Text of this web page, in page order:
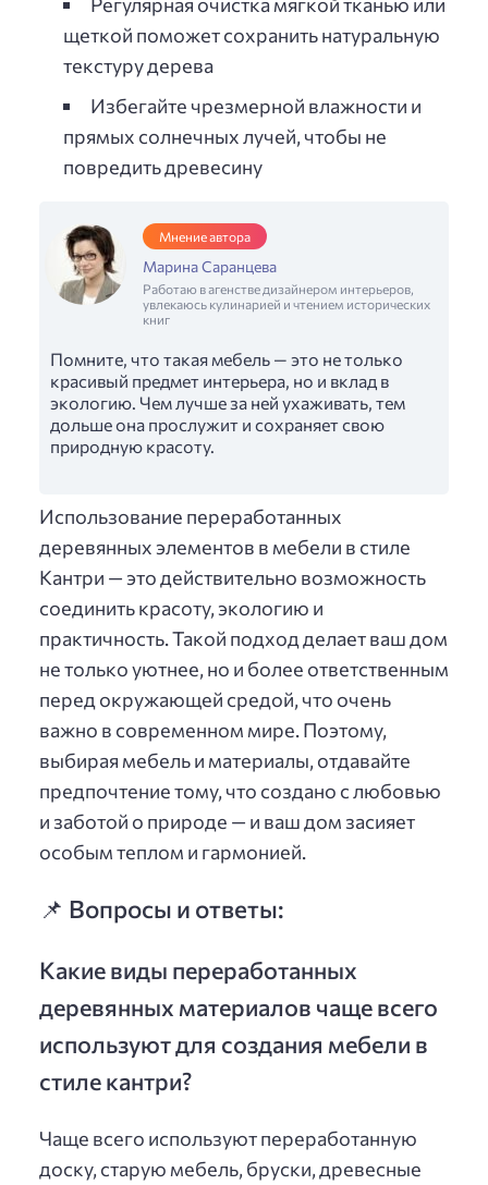
щеткой поможет сохранить натуральную
текстуру дерева
Избегайте чрезмерной влажности и
прямых солнечных лучей, чтобы не
повредить древесину
Мнение автора
Марина Саранцева
Работаю в агенстве дизайнером интерьеров,
увлекаюсь кулинарией и чтением исторических
книг
Помните, что такая мебель — это не только
красивый предмет интерьера, но и вклад в
экологию. Чем лучше за ней ухаживать, тем
дольше она прослужит и сохраняет свою
природную красоту.
Использование переработанных
деревянных элементов в мебели в стиле
Кантри — это действительно возможность
соединить красоту, экологию и
практичность. Такой подход делает ваш дом
не только уютнее, но и более ответственным
перед окружающей средой, что очень
важно в современном мире. Поэтому,
выбирая мебель и материалы, отдавайте
предпочтение тому, что создано с любовью
и заботой о природе — и ваш дом засияет
особым теплом и гармонией.
📌 Вопросы и ответы:
Какие виды переработанных
деревянных материалов чаще всего
используют для создания мебели в
стиле кантри?
Чаще всего используют переработанную
доску, старую мебель, бруски, древесные